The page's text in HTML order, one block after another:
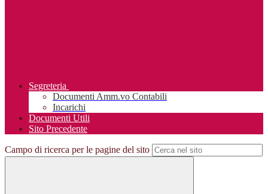
Segreteria
Documenti Amm.vo Contabili
Incarichi
Documenti Utili
Sito Precedente
Campo di ricerca per le pagine del sito